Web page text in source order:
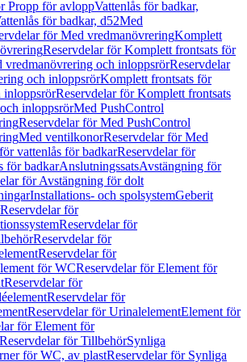
Propp för avloppVattenlås för badkar,
för badkar, d52Med
för Med vredmanövreringKomplett
Reservdelar för Komplett frontsats för
vredmanövrering och inloppsrörReservdelar
och inloppsrörKomplett frontsats för
inloppsrörReservdelar för Komplett frontsats
inloppsrörMed PushControl
Reservdelar för Med PushControl
Med ventilkonorReservdelar för Med
vattenlås för badkarReservdelar för
för badkarAnslutningssatsAvstängning för
för Avstängning för dolt
Installations- och spolsystemGeberit
Reservdelar för
Reservdelar för
Reservdelar för
Reservdelar för
för WCReservdelar för Element för
Reservdelar för
Reservdelar för
Reservdelar för UrinalelementElement för
för Element för
Reservdelar för TillbehörSynliga
för WC, av plastReservdelar för Synliga